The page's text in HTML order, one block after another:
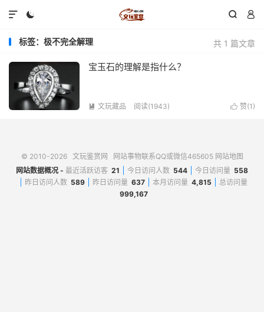
  

共 1 篇文章
标签：极不完全解理
宝玉石的理解是指什么？
 赞(1 )
 文玩藏品 阅读(1943)
© 2010-2026 文玩鉴赏网 网站事物联系QQ或微信465605 网站地图
网站数据概况 - 最近活跃访客 21 今日访问人数 544 今日访问量 558
昨日访问人数 589 昨日访问量 637 本月访问量 4,815
总访问量
999,167